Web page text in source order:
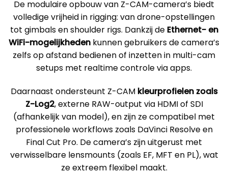
De modulaire opbouw van Z-CAM-camera’s biedt
volledige vrijheid in rigging: van drone-opstellingen
tot gimbals en shoulder rigs. Dankzij de Ethernet- en
WiFi-mogelijkheden kunnen gebruikers de camera’s
zelfs op afstand bedienen of inzetten in multi-cam
setups met realtime controle via apps.
Daarnaast ondersteunt Z-CAM kleurprofielen zoals
Z-Log2, externe RAW-output via HDMI of SDI
(afhankelijk van model), en zijn ze compatibel met
professionele workflows zoals DaVinci Resolve en
Final Cut Pro. De camera’s zijn uitgerust met
verwisselbare lensmounts (zoals EF, MFT en PL), wat
ze extreem flexibel maakt.